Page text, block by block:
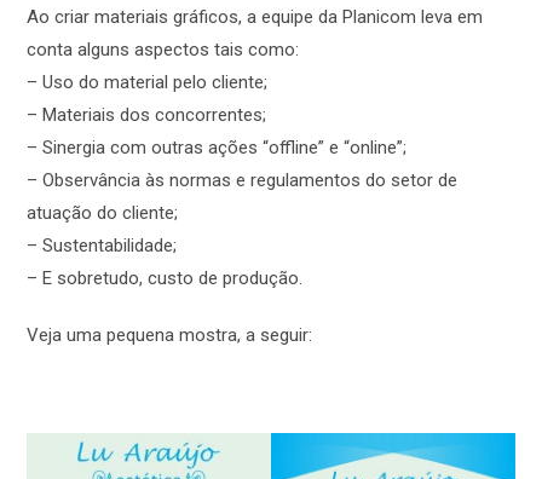
Ao criar materiais gráficos, a equipe da Planicom leva em
conta alguns aspectos tais como:
– Uso do material pelo cliente;
– Materiais dos concorrentes;
– Sinergia com outras ações “offline” e “online”;
– Observância às normas e regulamentos do setor de
atuação do cliente;
– Sustentabilidade;
– E sobretudo, custo de produção.
Veja uma pequena mostra, a seguir: